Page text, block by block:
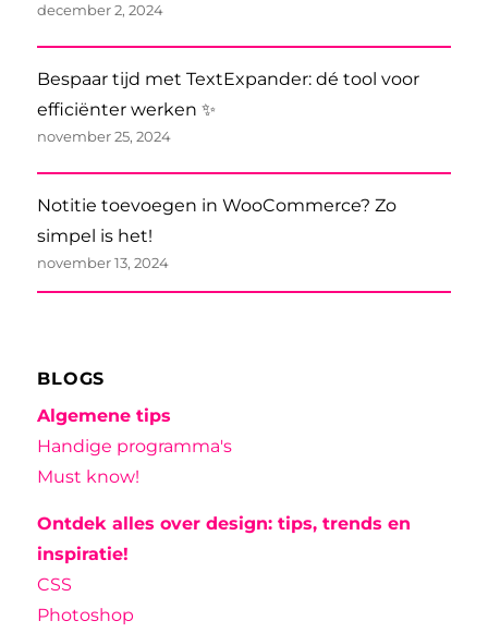
december 2, 2024
Bespaar tijd met TextExpander: dé tool voor
efficiënter werken ✨
november 25, 2024
Notitie toevoegen in WooCommerce? Zo
simpel is het!
november 13, 2024
BLOGS
Algemene tips
Handige programma's
Must know!
Ontdek alles over design: tips, trends en
inspiratie!
CSS
Photoshop